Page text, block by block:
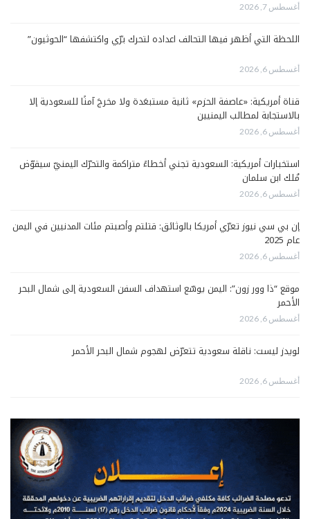
أغسطس 7, 2026
اللحظة التي أظهر فيها التحالف اعداده لتحرك برّي واكتشفها “الحوثيون”
أغسطس 6, 2026
قناة أمريكية: «عاصفة الحزم» ثانية مستبعَدة ولا مخرجَ آمنًا للسعودية إلا
بالاستجابة لمطالب اليمنيين
أغسطس 6, 2026
استخبارات أمريكية: السعودية تجني أخطاءً متراكمة والتحرّك اليمنيّ سيقوّض
مُلك ابن سلمان
أغسطس 6, 2026
إن بي سي نيوز تعرّي أمريكا بالوثائق: قتلتم وأصبتم مئات المدنيين في اليمن
عام 2025
أغسطس 6, 2026
موقع “ذا وور زون”: اليمن يوسّع استهداف السفن السعودية إلى شمال البحر
الأحمر
أغسطس 6, 2026
لويدز ليست: ناقلة سعودية تتعرّض لهجوم شمال البحر الأحمر
أغسطس 6, 2026